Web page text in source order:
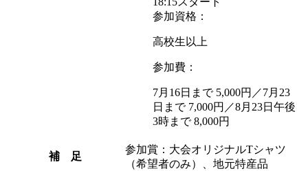
参加資格：
高校生以上
参加費：
7月16日まで 5,000円／7月23
日まで 7,000円／8月23日午後
3時まで 8,000円
補 足
参加賞：大会オリジナルTシャツ
（希望者のみ）、地元特産品